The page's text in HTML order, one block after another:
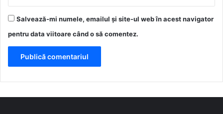
Salvează-mi numele, emailul și site-ul web în acest navigator
pentru data viitoare când o să comentez.